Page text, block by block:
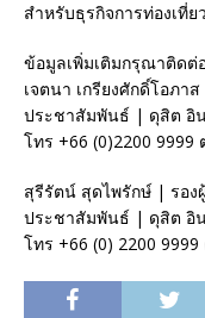
สำหรับธุรกิจการท่องเที่ย
ข้อมูลเพิ่มเติมกรุณาติดต่
เจตนา เกรียงศักดิ์โอภา
ประชาสัมพันธ์ | ดุสิต อิ
โทร +66 (0)2200 9999
สุรีรัตน์ สุดไพรักษ์ | รอง
ประชาสัมพันธ์ | ดุสิต อิ
โทร +66 (0) 2200